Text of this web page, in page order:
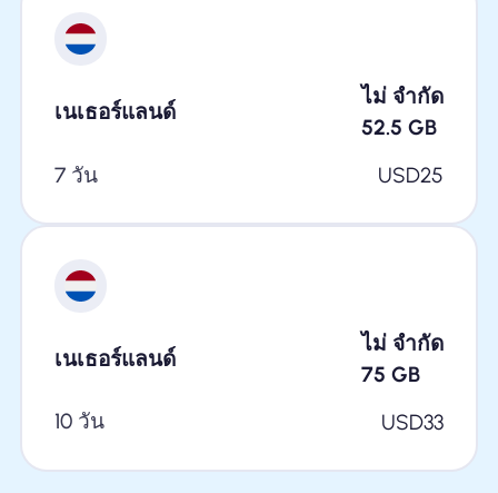
เนเธอร์แลนด์
ไม่ จำกัด
52.5 GB
7 วัน
USD25
เนเธอร์แลนด์
ไม่ จำกัด
75 GB
10 วัน
USD33